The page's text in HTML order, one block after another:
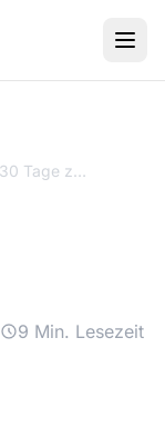
„KI als Schlüssel: 30 Tage zu Business-Skills aufbauen“
9 Min. Lesezeit